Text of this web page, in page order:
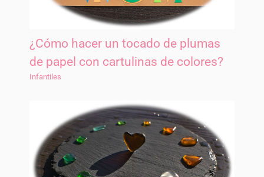
¿Cómo hacer un tocado de plumas
de papel con cartulinas de colores?
Infantiles